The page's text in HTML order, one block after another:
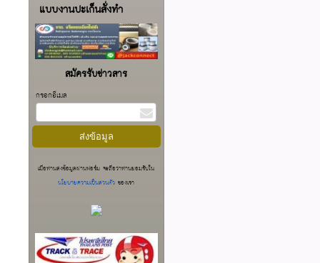
แบบงานปะเก็นสั่งทำ
สมัครรับข่าวสาร
กรอกอีเมล
เมื่อท่านส่งข้อมูลผ่านฟอร์ม จะถือว่าท่านยอมรับใน
นโยบายความเป็นส่วนตัวของเรา